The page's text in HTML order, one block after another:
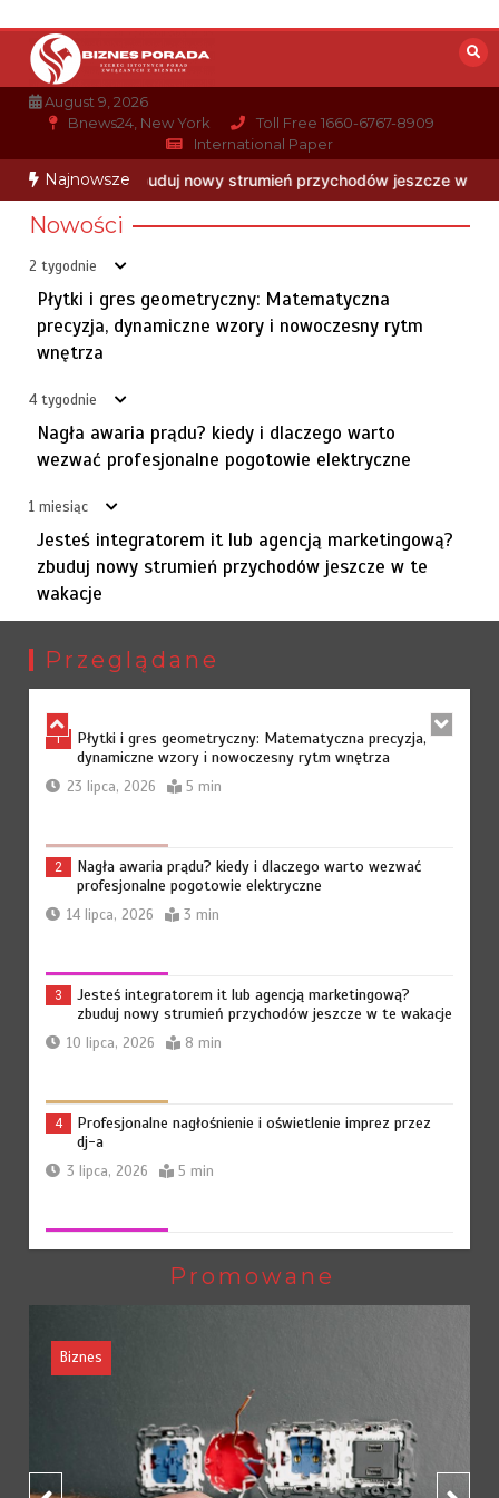
content
August 9, 2026
Bnews24, New York
Toll Free 1660-6767-8909
International Paper
Najnowszejeszcze w te wakacje Płytki i gres geometryczny:
Nowości
2 tygodnie
Płytki i gres geometryczny: Matematyczna
precyzja, dynamiczne wzory i nowoczesny rytm
wnętrza
4 tygodnie
Nagła awaria prądu? kiedy i dlaczego warto
wezwać profesjonalne pogotowie elektryczne
1 miesiąc
Jesteś integratorem it lub agencją marketingową?
zbuduj nowy strumień przychodów jeszcze w te
wakacje
Przeglądane
3
Jesteś integratorem it lub agencją marketingową?
10 lipca, 2026
4
Profesjonalne nagłośnienie i oświetlenie imprez przez
3 lipca, 2026
średnich firm
29 czerwca, 2026 6 min
Headless commerce – przyszłość sklepów
26 czerwca, 2026 7 min
1
Płytki i gres geometryczny: Matematyczna precyzja,
dynamiczne wzory i nowoczesny rytm wnętrza
23 lipca, 2026 5 min
2
Nagła awaria prądu? kiedy i dlaczego warto wezwać
profesjonalne pogotowie elektryczne
14 lipca, 2026 3 min
3
Jesteś integratorem it lub agencją marketingową?
zbuduj nowy strumień przychodów jeszcze w te wakacje
10 lipca, 2026 8 min
4
Profesjonalne nagłośnienie i oświetlenie imprez przez
dj-a
3 lipca, 2026 5 min
5
Czy warto pisać własny system od zera? analiza roi dla
6
Headless commerce – przyszłość sklepów
26 czerwca, 2026 7 min
Promowane